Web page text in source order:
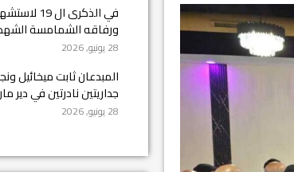
في الذكرى
ورفاقه الشمامسة
28 يونيو, 2026
المبدعان ثابت ميخائيل
جداريتين نادرتين في دير
28 يونيو, 2026